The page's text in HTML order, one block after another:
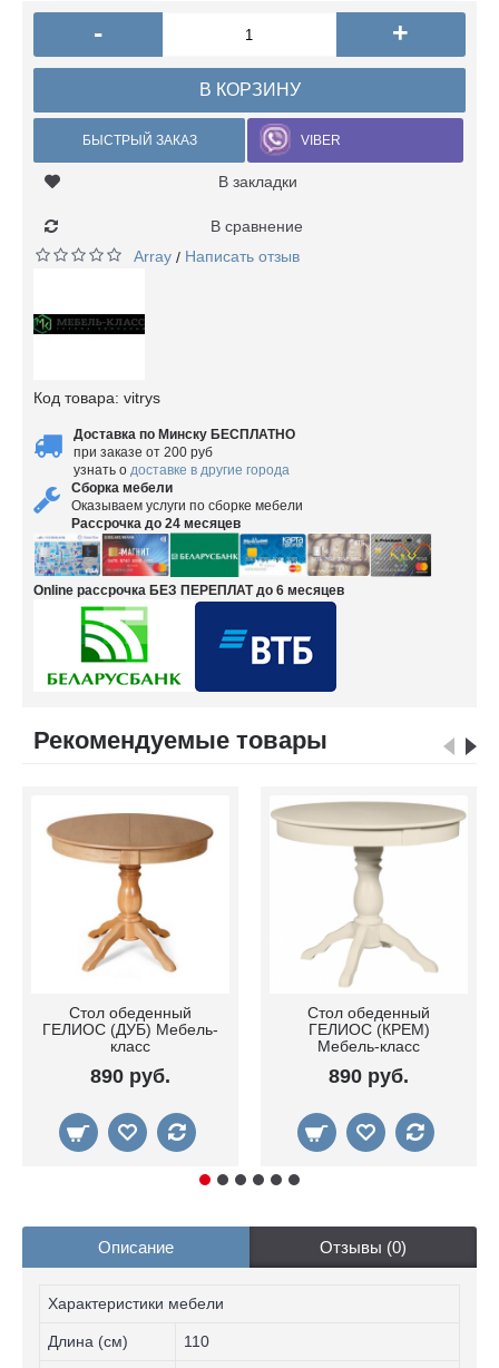
- +
В КОРЗИНУ
БЫСТРЫЙ ЗАКАЗ VIBER
В закладки
В сравнение
Array / Написать отзыв
Код товара: vitrys
Доставка по Минску БЕСПЛАТНО
при заказе от 200 руб
узнать о доставке в другие города
Сборка мебели
Оказываем услуги по сборке мебели
Рассрочка до 24 месяцев
Online рассрочка БЕЗ ПЕРЕПЛАТ до 6 месяцев
Рекомендуемые товары
Стол обеденный
ГЕЛИОС (ДУБ) Мебель-
класс
890 руб.
Стол обеденный
ГЕЛИОС (КРЕМ)
Мебель-класс
890 руб.
Описание Отзывы (0)
Характеристики мебели
Длина (см) 110